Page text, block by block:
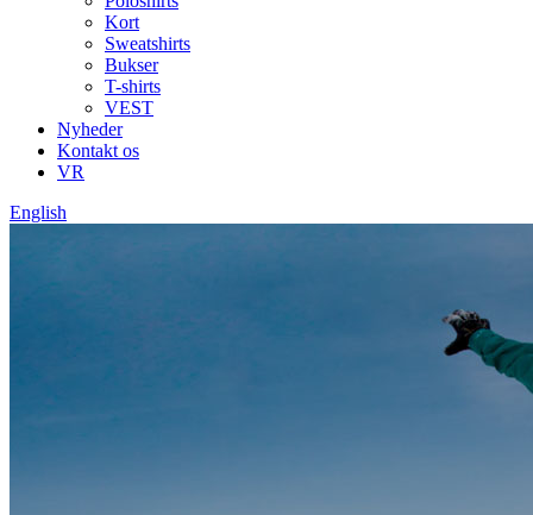
Kort
Sweatshirts
Bukser
T-shirts
VEST
Nyheder
Kontakt os
VR
English